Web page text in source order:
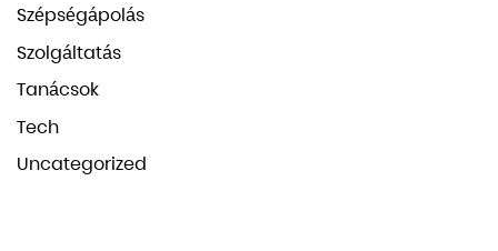
Szépségápolás
Szolgáltatás
Tanácsok
Tech
Uncategorized